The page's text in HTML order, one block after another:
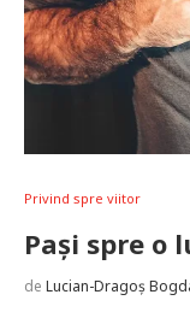
Privind spre viitor
Pași spre o
de Lucian-Dragoș